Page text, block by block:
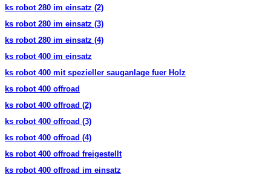
ks robot 280 im einsatz (2)
ks robot 280 im einsatz (3)
ks robot 280 im einsatz (4)
ks robot 400 im einsatz
ks robot 400 mit spezieller sauganlage fuer Holz
ks robot 400 offroad
ks robot 400 offroad (2)
ks robot 400 offroad (3)
ks robot 400 offroad (4)
ks robot 400 offroad freigestellt
ks robot 400 offroad im einsatz